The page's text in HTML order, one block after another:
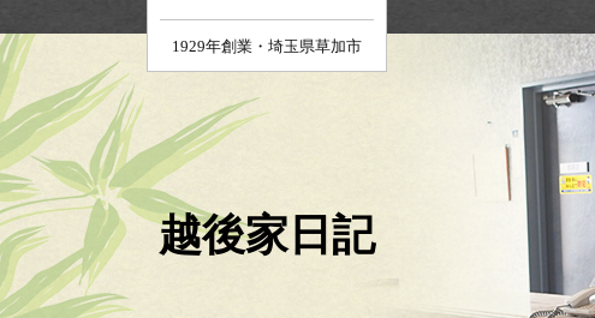
1929年創業・埼玉県草加市
越後家日記